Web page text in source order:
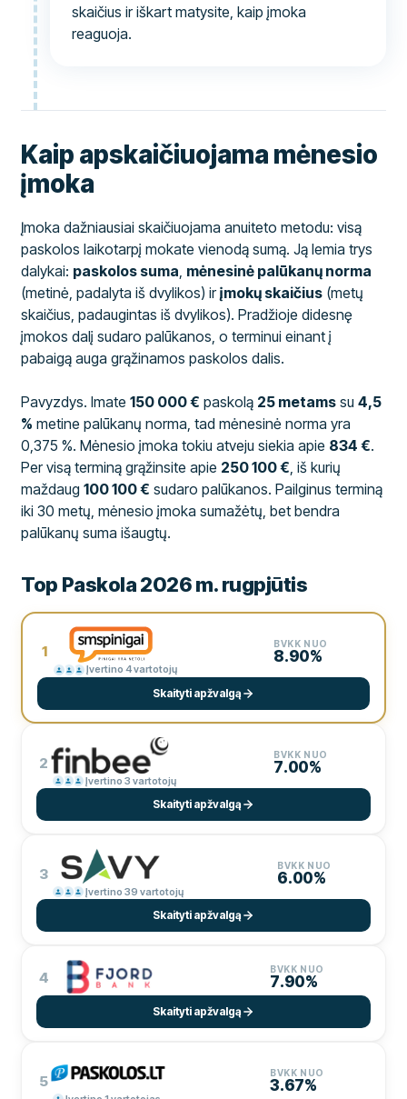
skaičius ir iškart matysite, kaip įmoka
reaguoja.
Kaip apskaičiuojama mėnesio
įmoka
Įmoka dažniausiai skaičiuojama anuiteto metodu: visą
paskolos laikotarpį mokate vienodą sumą. Ją lemia trys
dalykai: paskolos suma, mėnesinė palūkanų norma
(metinė, padalyta iš dvylikos) irįmokų skaičius (metų
skaičius, padaugintas iš dvylikos). Pradžioje didesnę
įmokos dalį sudaro palūkanos, o terminui einant į
pabaigą auga grąžinamos paskolos dalis.
Pavyzdys. Imate150 000 € paskolą 25 metams su4,5
% metine palūkanų norma, tad mėnesinė norma yra
0,375 %. Mėnesio įmoka tokiu atveju siekia apie 834 €.
Per visą terminą grąžinsite apie 250 100 €, iš kurių
maždaug100 100 € sudaro palūkanos. Pailginus terminą
iki 30 metų, mėnesio įmoka sumažėtų, bet bendra
palūkanų suma išaugtų.
Top Paskola 2026 m. rugpjūtis
1
Įvertino 4 vartotojų
BVKK NUO
8.90%
Skaityti apžvalgą
2
Įvertino 3 vartotojų
BVKK NUO
7.00%
Skaityti apžvalgą
3
Įvertino 39 vartotojų
BVKK NUO
6.00%
Skaityti apžvalgą
4 BVKK NUO
7.90%
Skaityti apžvalgą
5 BVKK NUO
3.67%